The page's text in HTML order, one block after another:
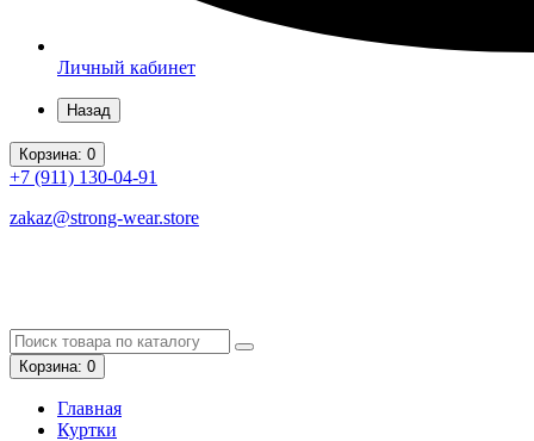
Личный кабинет
Назад
Корзина: 0
+7 (911) 130-04-91
zakaz@strong-wear.store
Корзина: 0
Главная
Куртки